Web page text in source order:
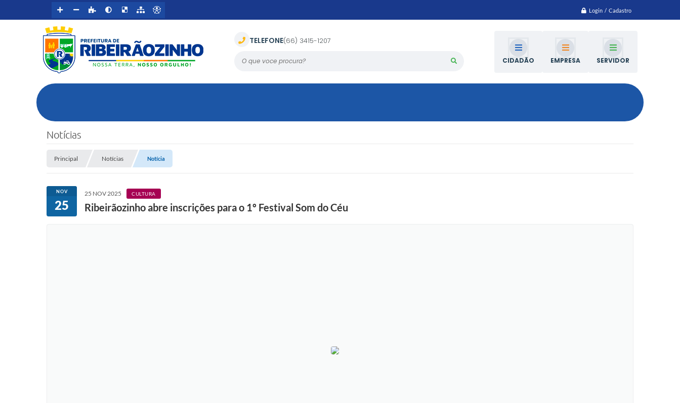
Login / Cadastro
O que voce procura? CIDADÃO EMPRESA SERVIDOR
TELEFONE(66) 3415-1207
Notícias
Principal Notícias Notícia
NOV
25
25 NOV 2025 CULTURA
Ribeirãozinho abre inscrições para o 1º Festival Som do Céu